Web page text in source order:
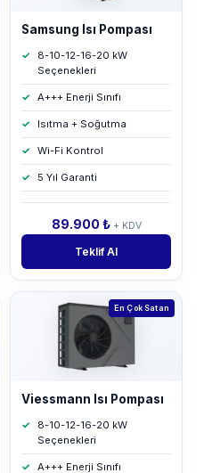
Samsung Isı Pompası
8-10-12-16-20 kW
Seçenekleri
A+++ Enerji Sınıfı
Isıtma + Soğutma
Wi-Fi Kontrol
5 Yıl Garanti
89.900 ₺ + KDV
Teklif Al
En Çok Satan
Viessmann Isı Pompası
8-10-12-16-20 kW
Seçenekleri
A+++ Enerji Sınıfı